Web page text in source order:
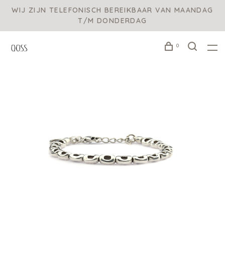
WIJ ZIJN TELEFONISCH BEREIKBAAR VAN MAANDAG
T/M DONDERDAG
0